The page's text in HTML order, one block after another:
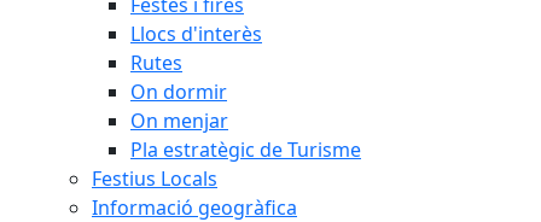
Llocs d'interès
Rutes
On dormir
On menjar
Pla estratègic de Turisme
Festius Locals
Informació geogràfica